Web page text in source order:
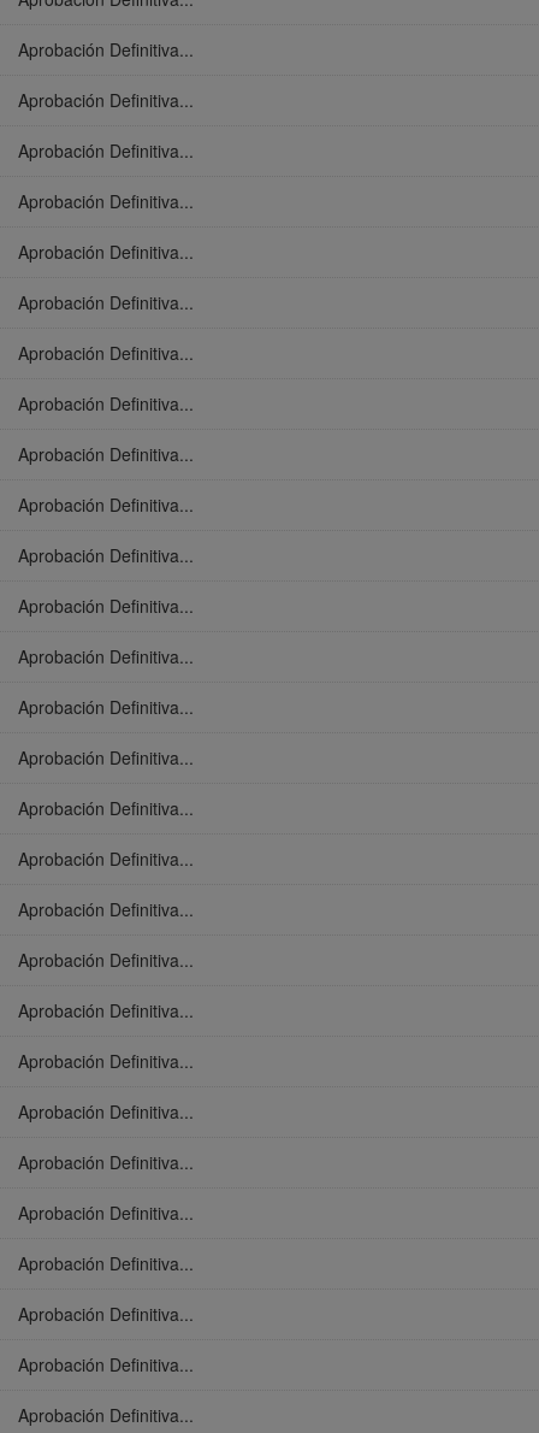
Aprobación Definitiva...
Aprobación Definitiva...
Aprobación Definitiva...
Aprobación Definitiva...
Aprobación Definitiva...
Aprobación Definitiva...
Aprobación Definitiva...
Aprobación Definitiva...
Aprobación Definitiva...
Aprobación Definitiva...
Aprobación Definitiva...
Aprobación Definitiva...
Aprobación Definitiva...
Aprobación Definitiva...
Aprobación Definitiva...
Aprobación Definitiva...
Aprobación Definitiva...
Aprobación Definitiva...
Aprobación Definitiva...
Aprobación Definitiva...
Aprobación Definitiva...
Aprobación Definitiva...
Aprobación Definitiva...
Aprobación Definitiva...
Aprobación Definitiva...
Aprobación Definitiva...
Aprobación Definitiva...
Aprobación Definitiva...